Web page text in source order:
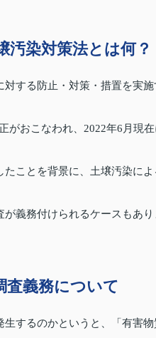
染対策法とは何？
する防止・対策・措置を実施
がおこなわれ、2022年6月現
ことを背景に、土壌汚染に
義務付けられるケースもあり
査義務について
するのかというと、「有害